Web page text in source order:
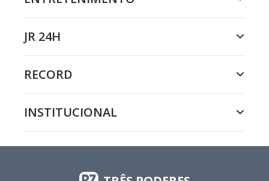
JR 24H
RECORD
INSTITUCIONAL